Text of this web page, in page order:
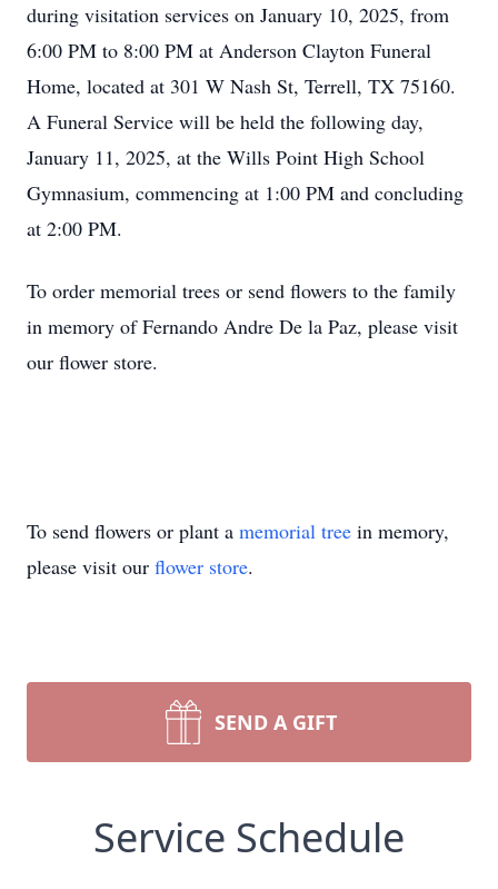
during visitation services on January 10, 2025, from
6:00 PM to 8:00 PM at Anderson Clayton Funeral
Home, located at 301 W Nash St, Terrell, TX 75160.
A Funeral Service will be held the following day,
January 11, 2025, at the Wills Point High School
Gymnasium, commencing at 1:00 PM and concluding
at 2:00 PM.
To order memorial trees or send flowers to the family
in memory of Fernando Andre De la Paz, please visit
our flower store.
To send flowers or plant a memorial tree in memory,
please visit our flower store.
SEND A GIFT
Service Schedule